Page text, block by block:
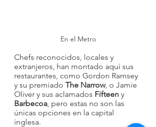
En el Metro
Chefs reconocidos, locales y
extranjeros, han montado aquí sus
restaurantes, como Gordon Ramsey
y su premiado The Narrow, o Jamie
Oliver y sus aclamados Fifteen y
Barbecoa, pero estas no son las
únicas opciones en la capital
inglesa.